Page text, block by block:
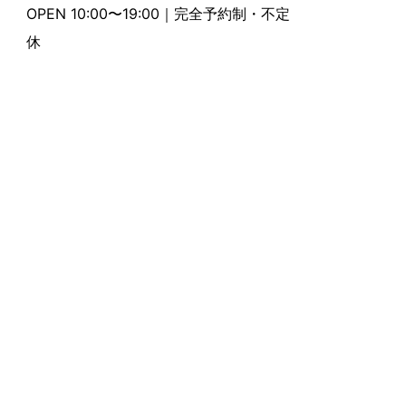
OPEN 10:00〜19:00｜完全予約制・不定
休